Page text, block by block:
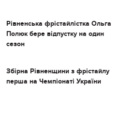
Рівненська фрістайлістка Ольга
Полюк бере відпустку на один
сезон
Збірна Рівненщини з фрістайлу
перша на Чемпіонаті України